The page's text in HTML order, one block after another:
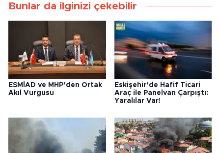
Bunlar da ilginizi çekebilir
ESMİAD ve MHP’den Ortak
Akıl Vurgusu
Eskişehir’de Hafif Ticari
Araç ile Panelvan Çarpıştı:
Yaralılar Var!